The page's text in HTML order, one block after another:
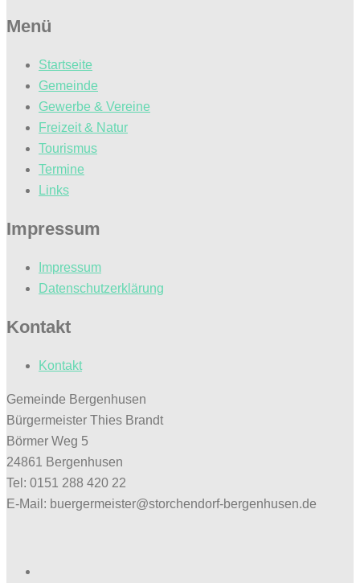
Menü
Startseite
Gemeinde
Gewerbe & Vereine
Freizeit & Natur
Tourismus
Termine
Links
Impressum
Impressum
Datenschutzerklärung
Kontakt
Kontakt
Gemeinde Bergenhusen
Bürgermeister Thies Brandt
Börmer Weg 5
24861 Bergenhusen
Tel: 0151 288 420 22
E-Mail: buergermeister@storchendorf-bergenhusen.de